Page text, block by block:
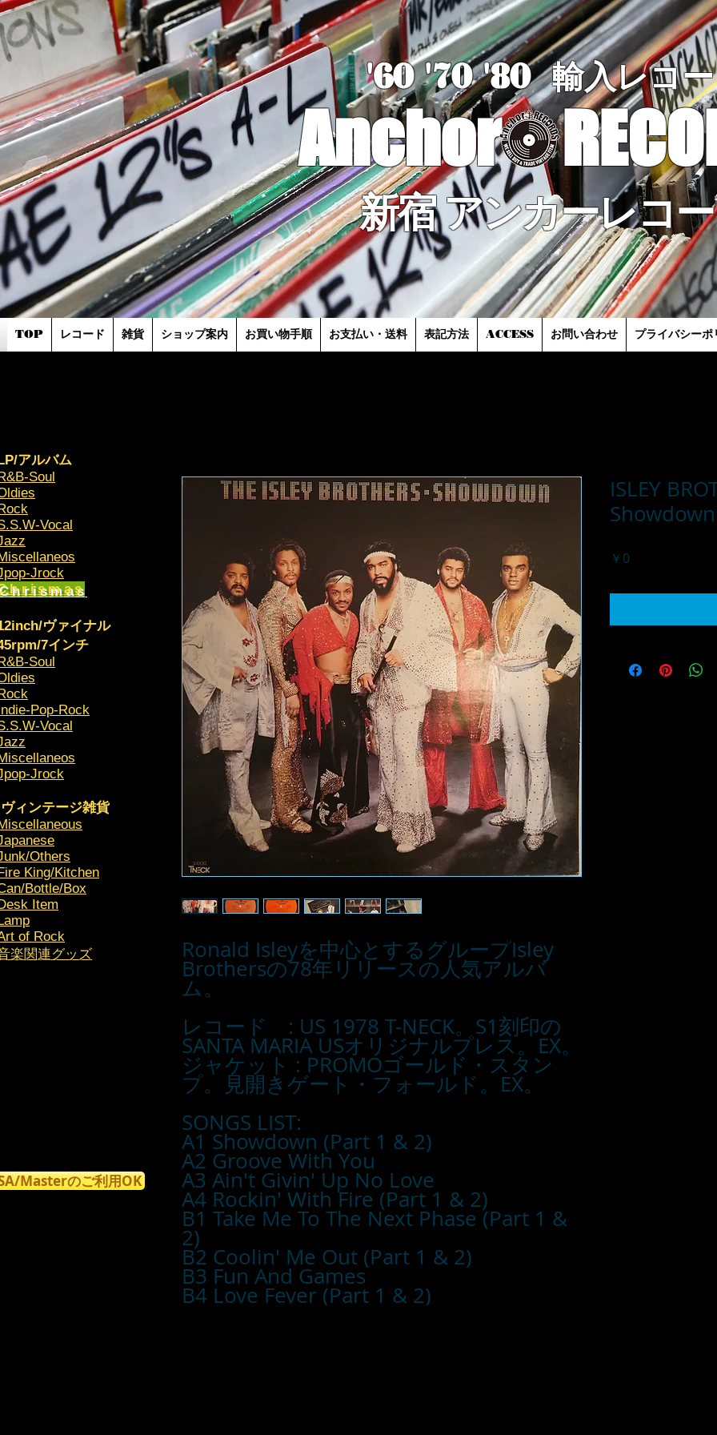
TOP レコード 雑貨 ショップ案内 お買い物手順 お支払い・送料 表記方法 ACCESS お問い合わせ プライバシーポ
Ronald Isleyを中心とするグループIsley
Brothersの78年リリースの人気アルバ
ム。
レコード : US 1978 T-NECK。S1刻印の
SANTA MARIA USオリジナルプレス。EX。
ジャケット : PROMOゴールド・スタン
プ。見開きゲート・フォールド。EX。
SONGS LIST:
A1 Showdown (Part 1 & 2)
A2 Groove With You
A3 Ain't Givin' Up No Love
A4 Rockin' With Fire (Part 1 & 2)
B1 Take Me To The Next Phase (Part 1 &
2)
B2 Coolin' Me Out (Part 1 & 2)
B3 Fun And Games
B4 Love Fever (Part 1 & 2)
ISLEY
Showdown
￥0価
'60 '70'80 輸入レコ
Anchor
新宿 アンカーレコ
Masterのご利用OK
アルバム
Soul
Vocal
Jrock
ヴァイナル
7インチ
Soul
Pop-Rock
Vocal
Jrock
ヴィンテージ雑貨
Others
King/Kitchen
Bottle/Box
Item
of Rock
楽関連グッズ